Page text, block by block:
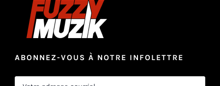
ABONNEZ-VOUS À NOTRE INFOLETTRE